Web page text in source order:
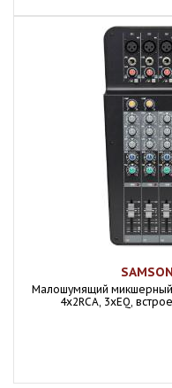
Малошумящий микшерный
4х2RCA, 3хEQ,